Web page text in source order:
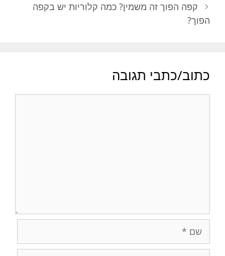
קפה הפוך זה משמין? כמה קלוריות יש בקפה
הפוך?
כתוב/כתבי תגובה